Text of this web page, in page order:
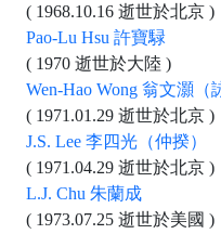
( 1968.10.16 逝世於北京 )
Pao-Lu Hsu 許寶騄
( 1970 逝世於大陸 )
Wen-Hao Wong 翁文灝（
( 1971.01.29 逝世於北京 )
J.S. Lee 李四光（仲揆）
( 1971.04.29 逝世於北京 )
L.J. Chu 朱蘭成
( 1973.07.25 逝世於美國 )